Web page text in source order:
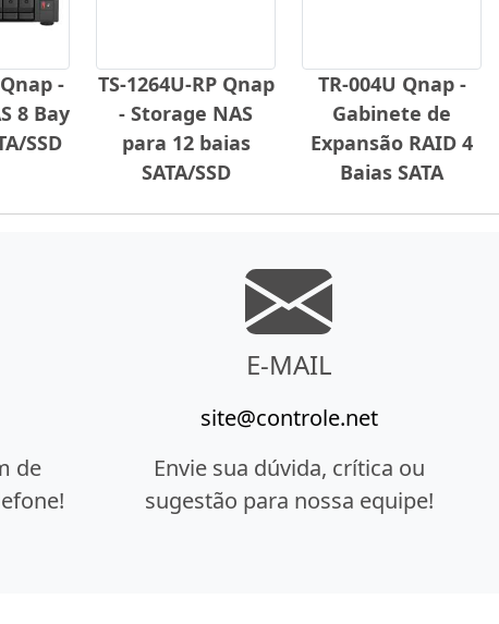
-
8 Bay
SSD
TS-1264U-RP Qnap
- Storage NAS
para 12 baias
SATA/SSD
TR-004U Qnap -
Gabinete de
Expansão RAID 4
Baias SATA
de
E-MAIL
site@controle.net
Envie sua dúvida, crítica ou
sugestão para nossa equipe!